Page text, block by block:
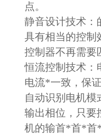
点。
静音设计技术：
具有相当的控制
控制器不再需要
恒流控制技术
电流*一致，保
自动识别电机
输出相位，只要
机的输首*首*首